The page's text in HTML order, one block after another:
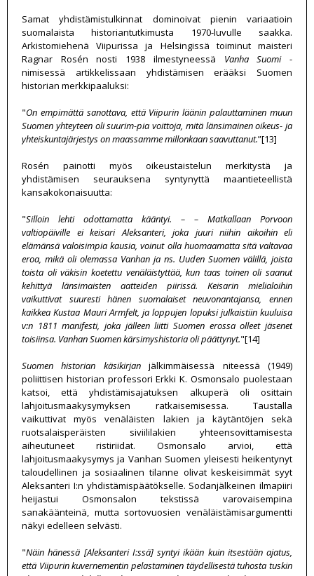
Samat yhdistämistulkinnat dominoivat pienin variaatioin
suomalaista historiantutkimusta 1970-luvulle saakka.
Arkistomiehenä Viipurissa ja Helsingissä toiminut maisteri
Ragnar Rosén nosti 1938 ilmestyneessä Vanha Suomi-
nimisessä artikkelissaan yhdistämisen erääksi Suomen
historian merkkipaaluksi:
"On empimättä sanottava, että Viipurin läänin palauttaminen muun
Suomen yhteyteen oli suurim-pia voittoja, mitä länsimainen oikeus- ja
yhteiskuntajärjestys on maassamme millonkaan saavuttanut.”[13]
Rosén painotti myös oikeustaistelun merkitystä ja
yhdistämisen seurauksena syntynyttä maantieteellistä
kansakokonaisuutta:
"Silloin lehti odottamatta kääntyi. – – Matkallaan Porvoon
valtiopäiville ei keisari Aleksanteri, joka juuri niihin aikoihin eli
elämänsä valoisimpia kausia, voinut olla huomaamatta sitä valtavaa
eroa, mikä oli olemassa Vanhan ja ns. Uuden Suomen välillä, joista
toista oli väkisin koetettu venäläistyttää, kun taas toinen oli saanut
kehittyä länsimaisten aatteiden piirissä. Keisarin mielialoihin
vaikuttivat suuresti hänen suomalaiset neuvonantajansa, ennen
kaikkea Kustaa Mauri Armfelt, ja loppujen lopuksi julkaistiin kuuluisa
v:n 1811 manifesti, joka jälleen liitti Suomen erossa olleet jäsenet
toisiinsa. Vanhan Suomen kärsimyshistoria oli päättynyt."[14]
Suomen historian käsikirjanjälkimmäisessä niteessä (1949)
poliittisen historian professori Erkki K. Osmonsalo puolestaan
katsoi, että yhdistämisajatuksen alkuperä oli osittain
lahjoitusmaakysymyksen ratkaisemisessa. Taustalla
vaikuttivat myös venäläisten lakien ja käytäntöjen sekä
ruotsalaisperäisten siviililakien yhteensovittamisesta
aiheutuneet ristiriidat. Osmonsalo arvioi, että
lahjoitusmaakysymys ja Vanhan Suomen yleisesti heikentynyt
taloudellinen ja sosiaalinen tilanne olivat keskeisimmät syyt
Aleksanteri I:n yhdistämispäätökselle. Sodanjälkeinen ilmapiiri
heijastui Osmonsalon tekstissä varovaisempina
sanakäänteinä, mutta sortovuosien venäläistämisargumentti
näkyi edelleen selvästi.
"Näin hänessä [Aleksanteri I:ssä] syntyi ikään kuin itsestään ajatus,
että Viipurin kuvernementin pelastaminen täydellisestä tuhosta tuskin